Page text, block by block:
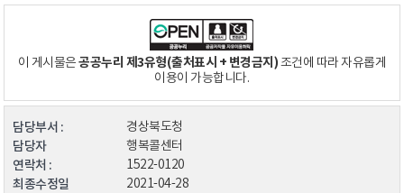
이 게시물은공공누리 제3유형(출처표시 + 변경금지)조건에 따라 자유롭게
이용이 가능합니다.
담당부서 : 경상북도청
담당자 행복콜센터
연락처 : 1522-0120
최종수정일 2021-04-28